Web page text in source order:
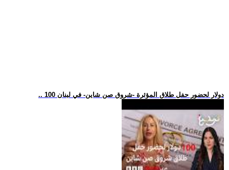
.. 100 دولار لحضور حفل طلاق المؤثرة -شروق صن شاين- في لبنان